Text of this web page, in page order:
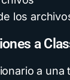
los
a
a una